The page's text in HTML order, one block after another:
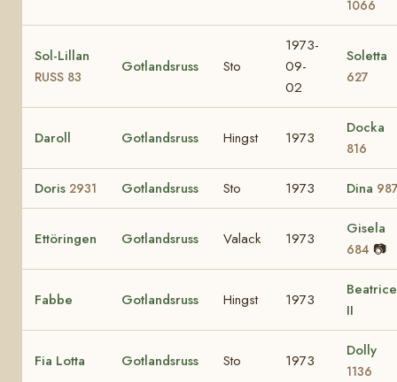
1066
Sol-Lillan
RUSS 83
Gotlandsruss Sto
1973-
09-
02
Soletta
627
Daroll Gotlandsruss Hingst 1973
Docka
816
Doris 2931 Gotlandsruss Sto 1973 Dina
Ettöringen Gotlandsruss Valack 1973
Gisela
684 📷
Fabbe Gotlandsruss Hingst 1973
Beatrice
II
Fia Lotta Gotlandsruss Sto 1973
Dolly
1136